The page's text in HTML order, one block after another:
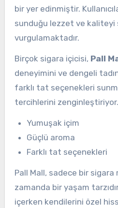
bir yer edinmiştir.
sunduğu lezzet ve kaliteyi
vurgulamaktadır.
Birçok sigara içicisi, Pall
deneyimini ve dengeli
farklı tat seçenekleri
tercihlerini
Yumuşak içim
Güçlü aroma
Farklı tat seçenekleri
Pall Mall, sadece bir sigara
zamanda bir yaşam
içerken kendilerini özel